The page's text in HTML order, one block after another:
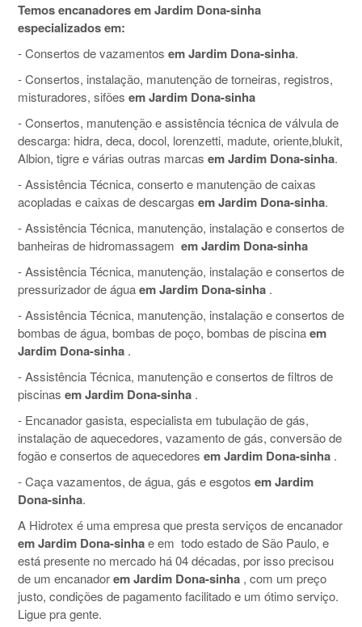
Temos encanadores em Jardim Dona-sinha
especializados em:
- Consertos de vazamentos em Jardim Dona-sinha.
- Consertos, instalação, manutenção de torneiras, registros,
misturadores, sifões em Jardim Dona-sinha
- Consertos, manutenção e assistência técnica de válvula de
descarga: hidra, deca, docol, lorenzetti, madute, oriente,blukit,
Albion, tigre e várias outras marcas em Jardim Dona-sinha.
- Assistência Técnica, conserto e manutenção de caixas
acopladas e caixas de descargas em Jardim Dona-sinha.
- Assistência Técnica, manutenção, instalação e consertos de
banheiras de hidromassagem em Jardim Dona-sinha
- Assistência Técnica, manutenção, instalação e consertos de
pressurizador de águaem Jardim Dona-sinha .
- Assistência Técnica, manutenção, instalação e consertos de
bombas de água, bombas de poço, bombas de piscinaem
Jardim Dona-sinha .
- Assistência Técnica, manutenção e consertos de filtros de
piscinas em Jardim Dona-sinha .
- Encanador gasista, especialista em tubulação de gás,
instalação de aquecedores, vazamento de gás, conversão de
fogão e consertos de aquecedores em Jardim Dona-sinha .
- Caça vazamentos, de água, gás e esgotos em Jardim
Dona-sinha.
A Hidrotex é uma empresa que presta serviços de encanador
em Jardim Dona-sinhae em todo estado de São Paulo, e
está presente no mercado há 04 décadas, por isso precisou
de um encanadorem Jardim Dona-sinha , com um preço
justo, condições de pagamento facilitado e um ótimo serviço.
Ligue pra gente.